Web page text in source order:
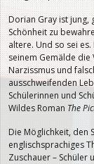
Dorian Gray ist jung,
Schönheit zu
altere. Und so sei
seinem Gemälde die
Narzissmus und
ausschweifenden
Schülerinnen und
Wildes Roman The
Die Möglichkeit, den
englischsprachiges
Zuschauer – Schüler